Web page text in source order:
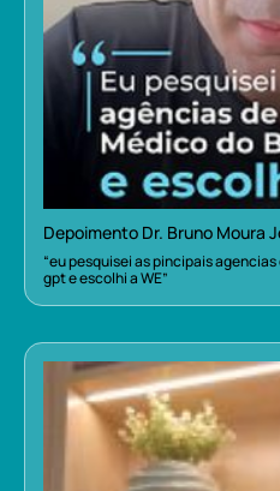
Depoimento Dr. Bruno Moura
“eu pesquisei as pincipais
gpt e escolhi a WE”